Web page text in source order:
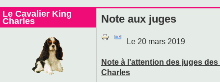
Le Cavalier King
Charles Note aux juges
Le 20 mars 2019
Note à l’attention des juges
Charles